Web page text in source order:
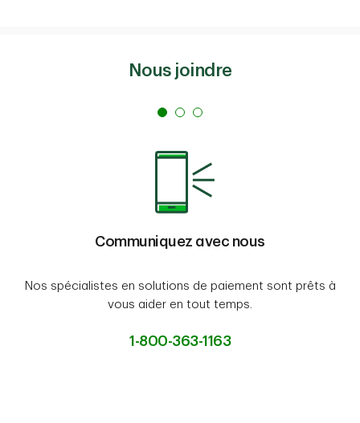
Nous joindre
Communiquez avec nous
Nos spécialistes en solutions de paiement sont prêts à
vous aider en tout temps.
1-800-363-1163